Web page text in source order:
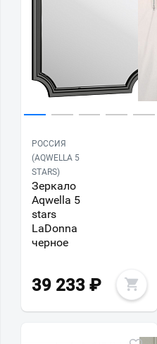
РОССИЯ
(AQWELLA 5
STARS)
Зеркало
Aqwella 5
stars
LaDonna
черное
39 233 ₽